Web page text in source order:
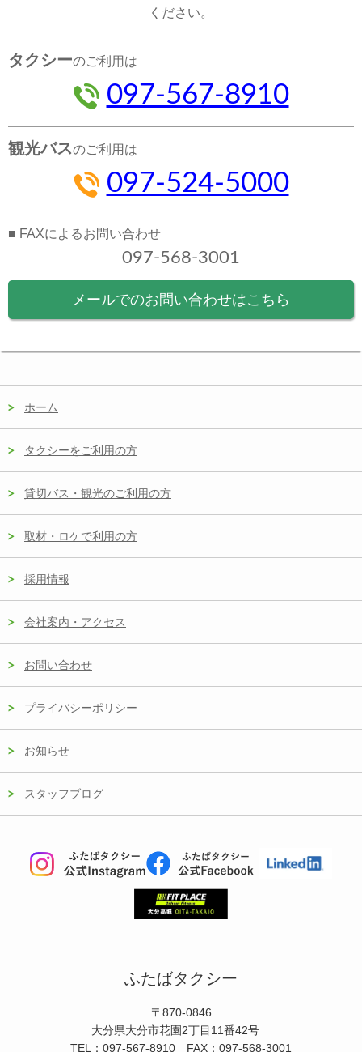
ください。
タクシーのご利用は
097-567-8910
観光バスのご利用は
097-524-5000
■ FAXによるお問い合わせ
097-568-3001
メールでのお問い合わせはこちら
ホーム
タクシーをご利用の方
貸切バス・観光のご利用の方
取材・ロケで利用の方
採用情報
会社案内・アクセス
お問い合わせ
プライバシーポリシー
お知らせ
スタッフブログ
ふたばタクシー
〒870-0846
大分県大分市花園2丁目11番42号
TEL：097-567-8910 FAX：097-568-3001